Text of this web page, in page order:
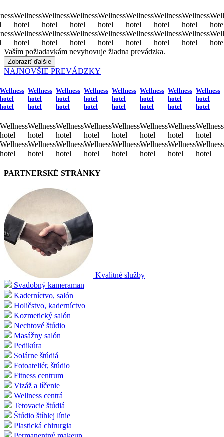
Wellness
hotel
Wellness
hotel
Wellness
hotel
Wellness
hotel
Wellness
hotel
Wellness
hotel
Wellness
hotel
Wellness
hotel
Wellness
hotel
Wellness
hotel
Wellness
hotel
Wellness
hotel
Wellness
hotel
Wellness
hotel
Vaším požiadavkám nevyhovuje žiadna prevádzka.
Zobraziť ďalšie
NAJNOVŠIE PREVÁDZKY
Wellness
hotel
hotel
Wellness
hotel
Wellness
hotel
Wellness
hotel
hotel
Wellness
hotel
Wellness
hotel
Wellness
hotel
hotel
Wellness
hotel
Wellness
hotel
Wellness
hotel
hotel
Wellness
hotel
Wellness
hotel
Wellness
hotel
hotel
Wellness
hotel
Wellness
hotel
Wellness
hotel
hotel
Wellness
hotel
Wellness
hotel
Wellness
hotel
hotel
Wellness
hotel
Wellness
hotel
Wellness
hotel
hotel
Wellness
hotel
Wellness
hotel
PARTNERSKÉ STRÁNKY
Kvalitné služby
Svadobný kameraman
Kaderníctvo, salón
Holičstvo, kaderníctvo
Kozmetický salón
Nechtové štúdio
Masážny salón
Pedikúra
Solárne štúdiá
Fotoateliér, štúdio
Fitness centrum
Vizáž a líčenie
Wellness centrá
Tetovacie štúdiá
Štúdio štíhlej línie
Plastická chirurgia